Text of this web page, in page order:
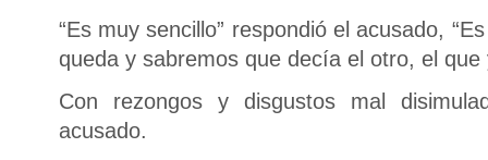
“Es muy sencillo” respondió el acusado,
queda y sabremos que decía el otro, el que
Con rezongos y disgustos mal
acusado.